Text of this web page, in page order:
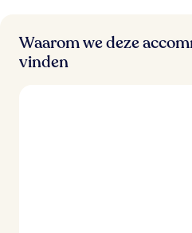
Waarom we deze
vinden